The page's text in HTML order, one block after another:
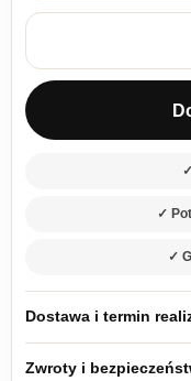
ilość Łóżko
✓
✓
Dostawa i termin
Zwroty i